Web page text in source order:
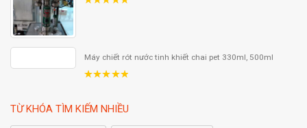
Máy chiết rót nước tinh khiết chai pet 330ml, 500ml
TỪ KHÓA TÌM KIẾM NHIỀU